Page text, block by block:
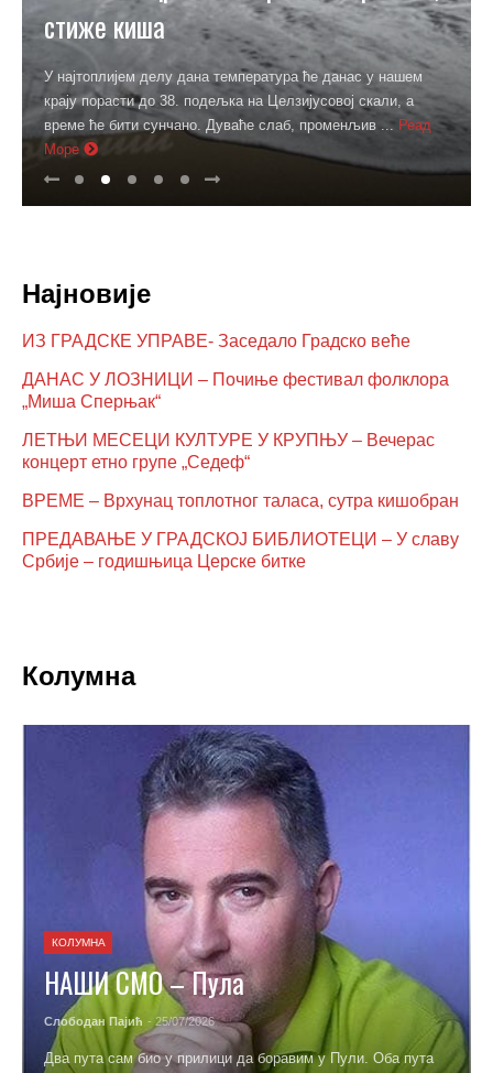
стиже киша
У најтоплијем делу дана температура ће данас у нашем
крају порасти до 38. подељка на Целзијусовој скали, а
време ће бити сунчано. Дуваће слаб, променљив ... Реад
Море
Најновије
ИЗ ГРАДСКЕ УПРАВЕ- Заседало Градско веће
ДАНАС У ЛОЗНИЦИ – Почиње фестивал фолклора
„Миша Сперњак“
ЛЕТЊИ МЕСЕЦИ КУЛТУРЕ У КРУПЊУ – Вечерас
концерт етно групе „Седеф“
ВРЕМЕ – Врхунац топлотног таласа, сутра кишобран
ПРЕДАВАЊЕ У ГРАДСКОЈ БИБЛИОТЕЦИ – У славу
Србије – годишњица Церске битке
Колумна
КОЛУМНА
НАШИ СМО – Пула
Слободан Пајић - 25/07/2026
Два пута сам био у прилици да боравим у Пули. Оба пута